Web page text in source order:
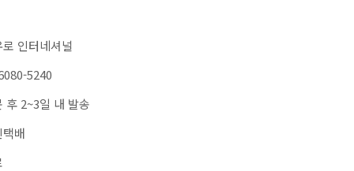
인터네셔널
5240
후 2~3일 내 발송
배